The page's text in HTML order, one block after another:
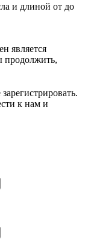
и длиной от до
является
к нам и